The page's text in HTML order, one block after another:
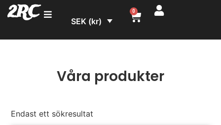
2RC SEK (kr)
0
Våra produkter
Endast ett sökresultat